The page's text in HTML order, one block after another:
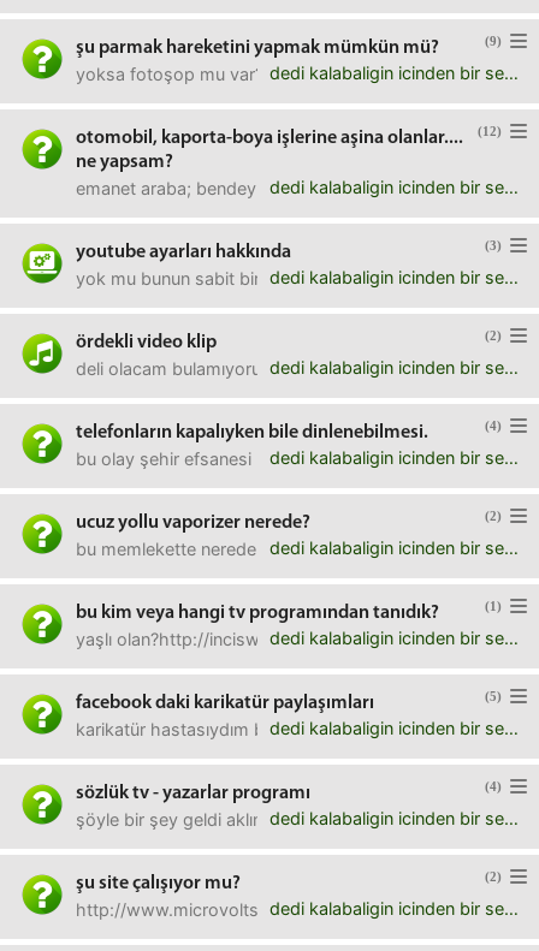
(9)
şu parmak hareketini yapmak mümkün mü?
dedi kalabaligin icinden bir ses
yoksa fotoşop mu var? yok gibi, uğraştım kafam
(12)
otomobil, kaporta-boya işlerine aşina olanlar....
ne yapsam?
dedi kalabaligin icinden bir ses
emanet araba; bendeyken en güzelini yapıp sağ ön
(3)
youtube ayarları hakkında
dedi kalabaligin icinden bir ses
yok mu bunun sabit bir ayarı. video kalitesi, caption lar
(2)
ördekli video klip
dedi kalabaligin icinden bir ses
deli olacam bulamıyorum. rapçi kılığında ördekler
(4)
telefonların kapalıyken bile dinlenebilmesi.
dedi kalabaligin icinden bir ses
bu olay şehir efsanesi mi yoksa gereçten teknik olarak
(2)
ucuz yollu vaporizer nerede?
dedi kalabaligin icinden bir ses
bu memlekette nerede bulunur? kullanan memnun mudur?
(1)
bu kim veya hangi tv programından tanıdık?
dedi kalabaligin icinden bir ses
yaşlı olan?http://inciswf.com/duygulandim.swfsanki bir
(5)
facebook daki karikatür paylaşımları
dedi kalabaligin icinden bir ses
karikatür hastasıydım ben zamanında. lemanıydı
(4)
sözlük tv - yazarlar programı
dedi kalabaligin icinden bir ses
şöyle bir şey geldi aklıma; sözlükten bir ekip kurulsa,
(2)
şu site çalışıyor mu?
dedi kalabaligin icinden bir ses
http://www.microvolts.com/çocuğumu kestirtecek bana,